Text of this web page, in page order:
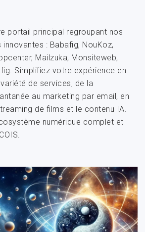
portail principal regroupant nos
: Babafig, NouKoz,
Mailzuka, Monsiteweb,
Simplifiez votre expérience en
de services, de la
au marketing par email, en
de films et le contenu IA.
numérique complet et